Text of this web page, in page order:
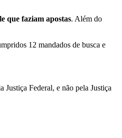
que faziam apostas. Além do
12 mandados de busca e
Federal, e não pela Justiça